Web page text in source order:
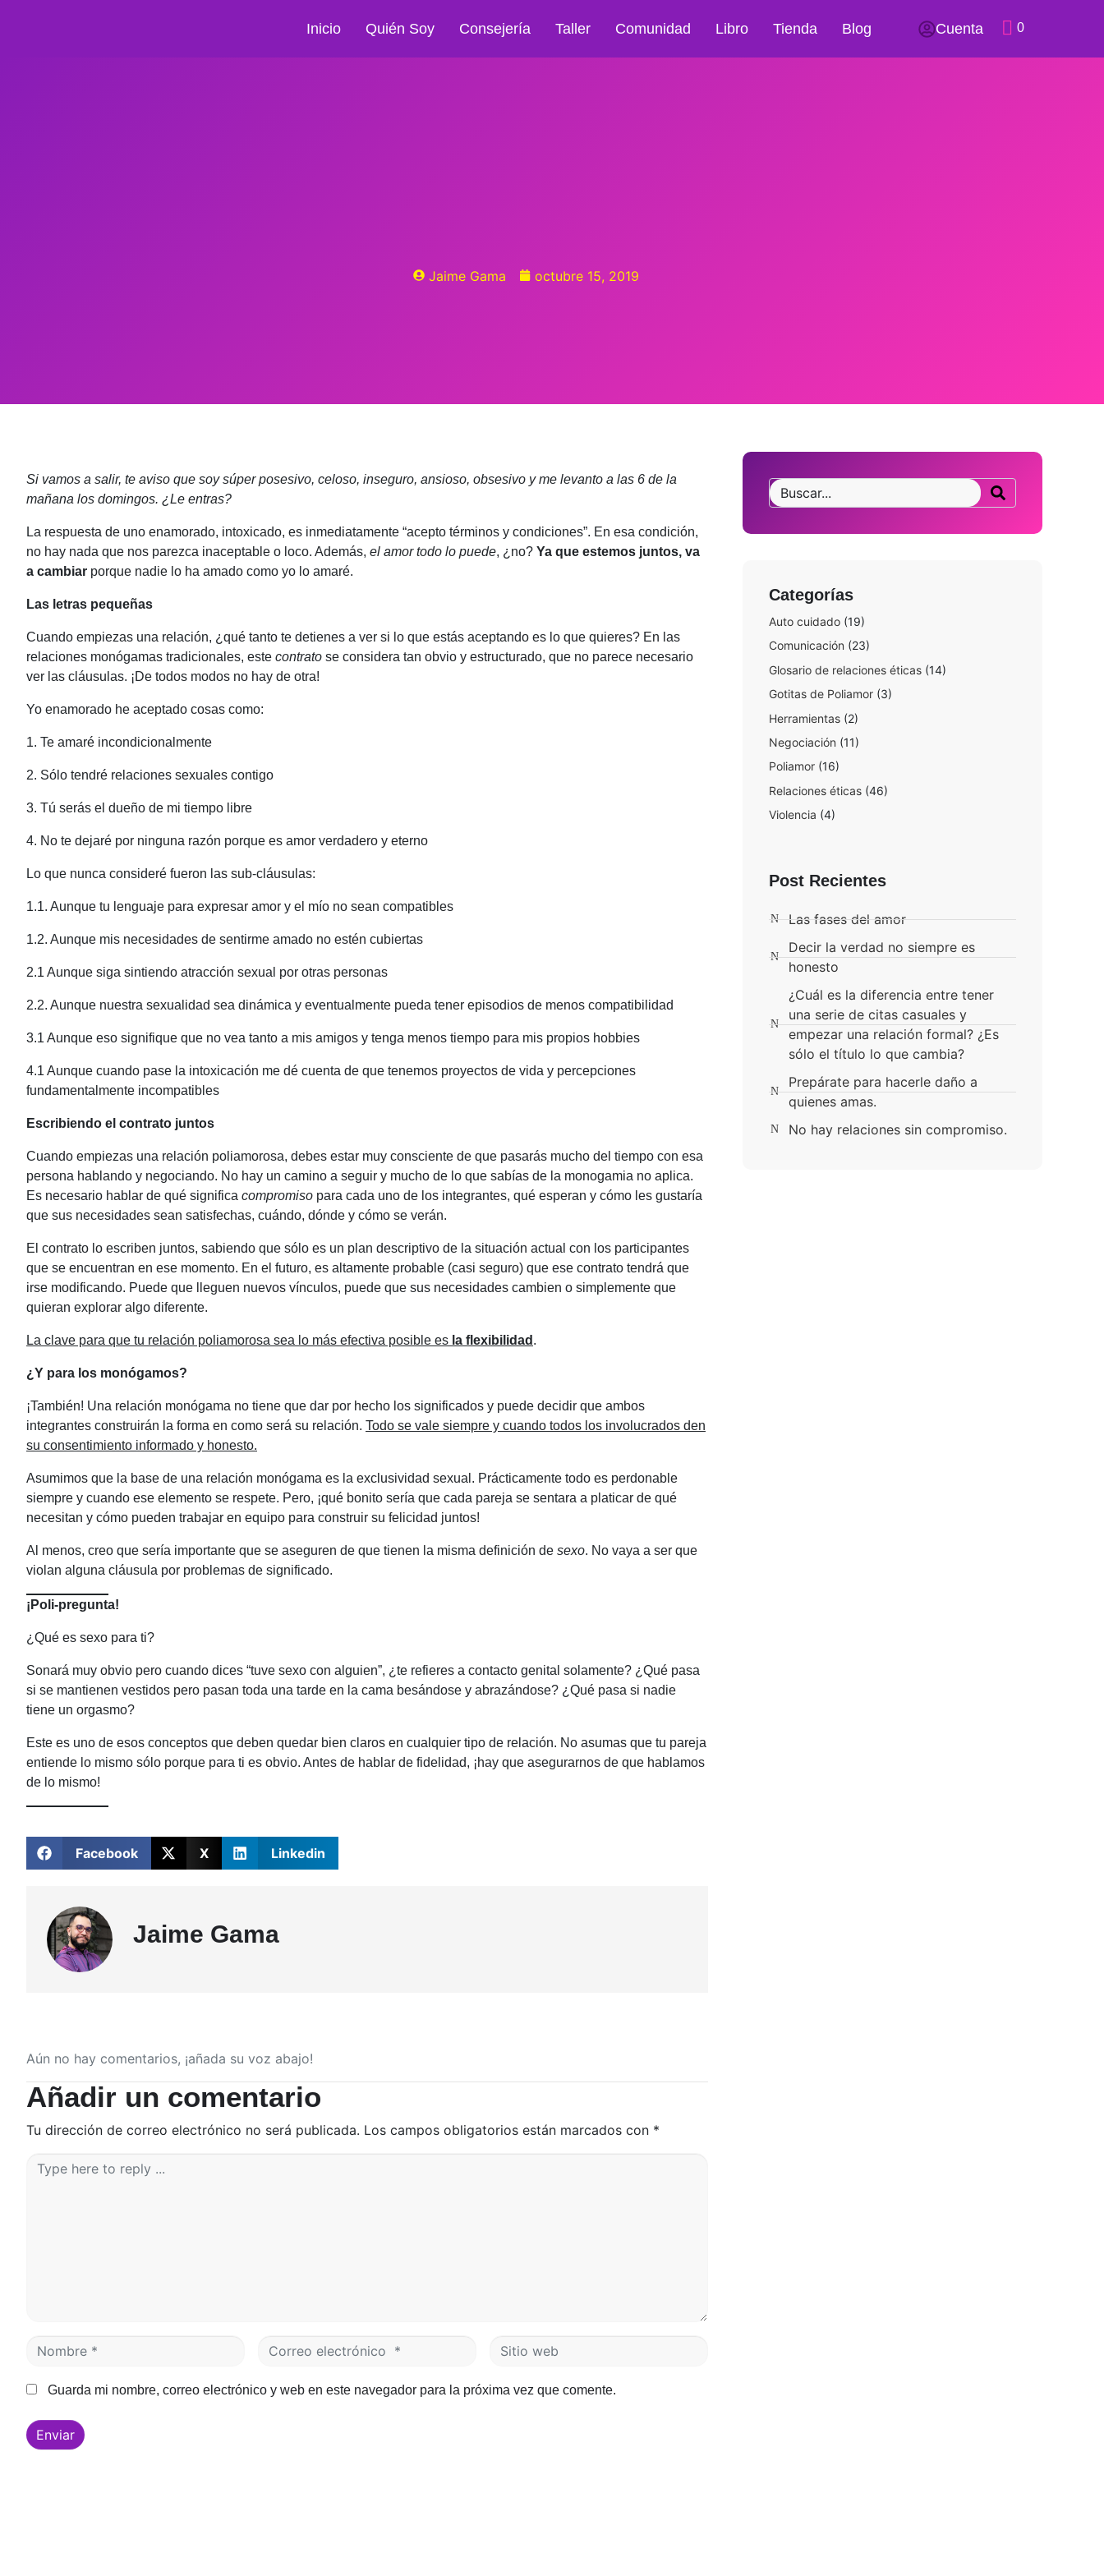
Inicio Quién Soy Consejería Taller Comunidad Libro Tienda Blog Cuenta 0
Jaime Gama octubre 15, 2019
Si vamos a salir, te aviso que soy súper posesivo, celoso, inseguro, ansioso, obsesivo y me levanto a las 6 de la
mañana los domingos. ¿Le entras?
La respuesta de uno enamorado, intoxicado, es inmediatamente “acepto términos y condiciones”. En esa condición,
no hay nada que nos parezca inaceptable o loco. Además, el amor todo lo puede, ¿no? Ya que estemos juntos, va
a cambiar porque nadie lo ha amado como yo lo amaré.
Las letras pequeñas
Cuando empiezas una relación, ¿qué tanto te detienes a ver si lo que estás aceptando es lo que quieres? En las
relaciones monógamas tradicionales, este contrato se considera tan obvio y estructurado, que no parece necesario
ver las cláusulas. ¡De todos modos no hay de otra!
Yo enamorado he aceptado cosas como:
1. Te amaré incondicionalmente
2. Sólo tendré relaciones sexuales contigo
3. Tú serás el dueño de mi tiempo libre
4. No te dejaré por ninguna razón porque es amor verdadero y eterno
Lo que nunca consideré fueron las sub-cláusulas:
1.1. Aunque tu lenguaje para expresar amor y el mío no sean compatibles
1.2. Aunque mis necesidades de sentirme amado no estén cubiertas
2.1 Aunque siga sintiendo atracción sexual por otras personas
2.2. Aunque nuestra sexualidad sea dinámica y eventualmente pueda tener episodios de menos compatibilidad
3.1 Aunque eso signifique que no vea tanto a mis amigos y tenga menos tiempo para mis propios hobbies
4.1 Aunque cuando pase la intoxicación me dé cuenta de que tenemos proyectos de vida y percepciones
fundamentalmente incompatibles
Escribiendo el contrato juntos
Cuando empiezas una relación poliamorosa, debes estar muy consciente de que pasarás mucho del tiempo con esa
persona hablando y negociando. No hay un camino a seguir y mucho de lo que sabías de la monogamia no aplica.
Es necesario hablar de qué significa compromiso para cada uno de los integrantes, qué esperan y cómo les gustaría
que sus necesidades sean satisfechas, cuándo, dónde y cómo se verán.
El contrato lo escriben juntos, sabiendo que sólo es un plan descriptivo de la situación actual con los participantes
que se encuentran en ese momento. En el futuro, es altamente probable (casi seguro) que ese contrato tendrá que
irse modificando. Puede que lleguen nuevos vínculos, puede que sus necesidades cambien o simplemente que
quieran explorar algo diferente.
La clave para que tu relación poliamorosa sea lo más efectiva posible es la flexibilidad .
¿Y para los monógamos?
¡También! Una relación monógama no tiene que dar por hecho los significados y puede decidir que ambos
integrantes construirán la forma en como será su relación. Todo se vale siempre y cuando todos los involucrados den
su consentimiento informado y honesto.
Asumimos que la base de una relación monógama es la exclusividad sexual. Prácticamente todo es perdonable
siempre y cuando ese elemento se respete. Pero, ¡qué bonito sería que cada pareja se sentara a platicar de qué
necesitan y cómo pueden trabajar en equipo para construir su felicidad juntos!
Al menos, creo que sería importante que se aseguren de que tienen la misma definición de sexo. No vaya a ser que
violan alguna cláusula por problemas de significado.
¡Poli-pregunta!
¿Qué es sexo para ti?
Sonará muy obvio pero cuando dices “tuve sexo con alguien”, ¿te refieres a contacto genital solamente? ¿Qué pasa
si se mantienen vestidos pero pasan toda una tarde en la cama besándose y abrazándose? ¿Qué pasa si nadie
tiene un orgasmo?
Este es uno de esos conceptos que deben quedar bien claros en cualquier tipo de relación. No asumas que tu pareja
entiende lo mismo sólo porque para ti es obvio. Antes de hablar de fidelidad, ¡hay que asegurarnos de que hablamos
de lo mismo!
Facebook X Linkedin
Jaime Gama
Aún no hay comentarios, ¡añada su voz abajo!
Añadir un comentario
Tu dirección de correo electrónico no será publicada. Los campos obligatorios están marcados con *
m
r
e
t
Guarda mi nombre, correo electrónico y web en este navegador para la próxima vez que comente.
Enviar
Categorías
Auto cuidado(19)
Comunicación (23)
Glosario de relaciones éticas(14)
Gotitas de Poliamor(3)
Herramientas(2)
Negociación (11)
Poliamor(16)
Relaciones éticas(46)
Violencia (4)
Post Recientes
Las fases del amor
Decir la verdad no siempre es
honesto
¿Cuál es la diferencia entre tener
una serie de citas casuales y
empezar una relación formal? ¿Es
sólo el título lo que cambia?
Prepárate para hacerle daño a
quienes amas.
No hay relaciones sin compromiso.